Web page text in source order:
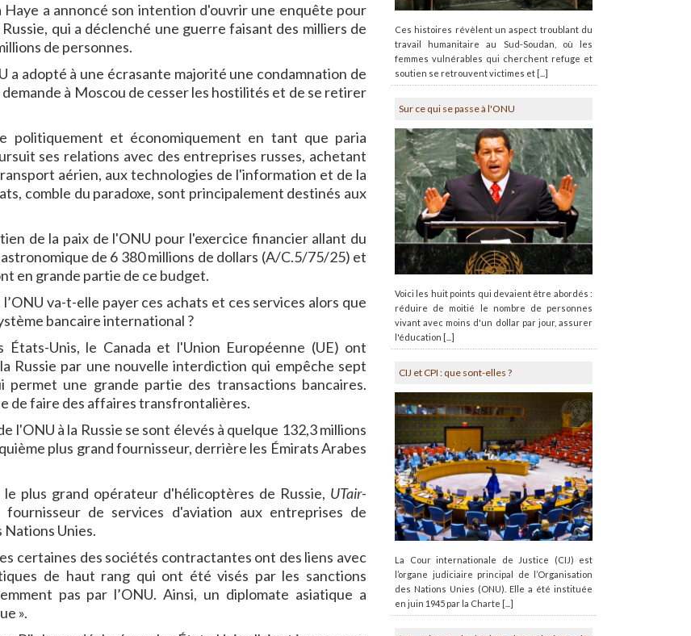
a annoncé son intention d'ouvrir une enquête pour
qui a déclenché une guerre faisant des milliers de
de personnes.
a adopté à une écrasante majorité une condamnation de
à Moscou de cesser les hostilités et de se retirer
politiquement et économiquement en tant que paria
ses relations avec des entreprises russes, achetant
aérien, aux technologies de l'information et de la
comble du paradoxe, sont principalement destinés aux
de la paix de l'ONU pour l'exercice financier allant du
de 6 380 millions de dollars (A/C.5/75/25) et
en grande partie de ce budget.
va-t-elle payer ces achats et ces services alors que
bancaire international ?
Unis, le Canada et l'Union Européenne (UE) ont
Russie par une nouvelle interdiction qui empêche sept
permet une grande partie des transactions bancaires.
de faire des affaires transfrontalières.
l'ONU à la Russie se sont élevés à quelque 132,3 millions
plus grand fournisseur, derrière les Émirats Arabes
plus grand opérateur d'hélicoptères de Russie, UTair-
de services d'aviation aux entreprises de
Unies.
certaines des sociétés contractantes ont des liens avec
de haut rang qui ont été visés par les sanctions
pas par l’ONU. Ainsi, un diplomate asiatique a
».
Ces histoires révèlent un aspect troublant du
travail humanitaire au Sud-Soudan, où les
femmes vulnérables qui cherchent refuge et
soutien se retrouvent victimes et [...]
Sur ce qui se passe à l'ONU
Voici les huit points qui devaient être abordés :
réduire de moitié le nombre de personnes
vivant avec moins d'un dollar par jour, assurer
l'éducation [...]
CIJ et CPI : que sont-elles ?
La Cour internationale de Justice (CIJ) est
l’organe judiciaire principal de l’Organisation
des Nations Unies (ONU). Elle a été instituée
en juin 1945 par la Charte [...]